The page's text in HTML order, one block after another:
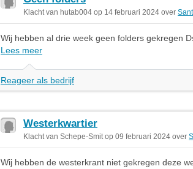
Klacht van hutab004 op 14 februari 2024 over
Wij hebben al drie week geen folders gekregen
Lees meer
Reageer als bedrijf
Westerkwartier
Klacht van Schepe-Smit op 09 februari 2024 over
Wij hebben de westerkrant niet gekregen deze